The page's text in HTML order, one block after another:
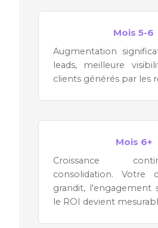
Mois 5-6
Augmentation
leads, meilleure
clients générés par les
Mois 6+
Croissance
consolidation. Votre
grandit, l'engagement
le ROI devient